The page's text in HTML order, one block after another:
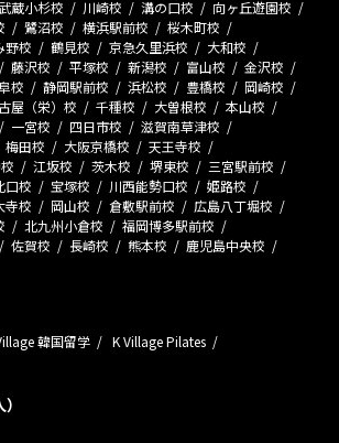
武蔵小杉校 川崎校 溝の口校
向ヶ丘遊園校
鷺沼校 横浜駅前校
桜木町校
野校 鶴見校 京急久里浜校
大和校
藤沢校 平塚校 新潟校 富山校
金沢校
校 静岡駅前校 浜松校 豊橋校
岡崎校
屋（栄）校 千種校 大曽根校
本山校
一宮校 四日市校
滋賀南草津校
梅田校 大阪京橋校
天王寺校
江坂校 茨木校 堺東校
三宮駅前校
口校 宝塚校 川西能勢口校
姫路校
寺校 岡山校 倉敷駅前校
広島八丁堀校
北九州小倉校
福岡博多駅前校
佐賀校 長崎校 熊本校
鹿児島中央校
韓国留学
K Village Pilates